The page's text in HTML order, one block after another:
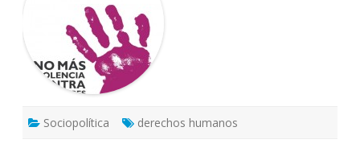
más
mujeres
asesinadas.
Sociopolítica derechos humanos